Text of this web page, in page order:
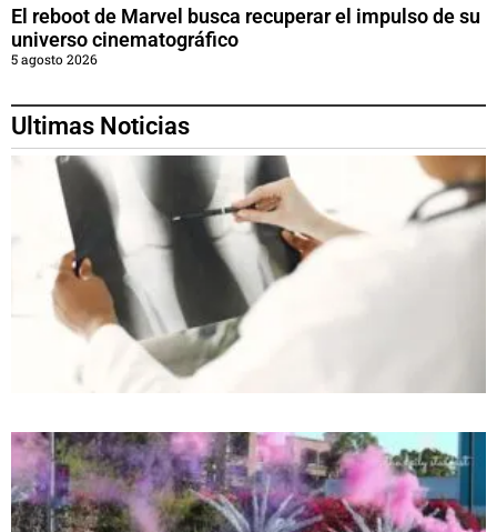
El reboot de Marvel busca recuperar el impulso de su
universo cinematográfico
5 agosto 2026
Ultimas Noticias